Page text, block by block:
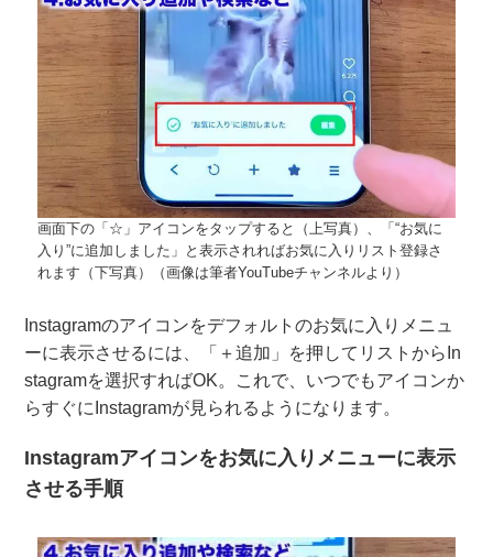
画面下の「☆」アイコンをタップすると（上写真）、「“お気に
入り”に追加しました」と表示されればお気に入りリスト登録さ
れます（下写真）（画像は筆者YouTubeチャンネルより）
Instagramのアイコンをデフォルトのお気に入りメニュ
ーに表示させるには、「＋追加」を押してリストからIn
stagramを選択すればOK。これで、いつでもアイコンか
らすぐにInstagramが見られるようになります。
Instagramアイコンをお気に入りメニューに表示
させる手順